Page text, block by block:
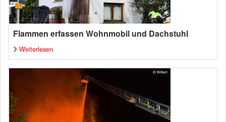
Flammen erfassen Wohnmobil und Dachstuhl
Weiterlesen